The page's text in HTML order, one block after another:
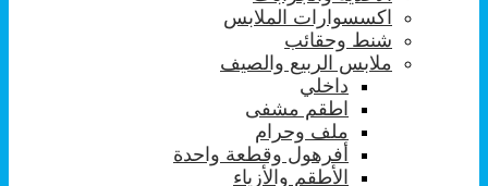
اكسسوارات الملابس
شنط وحقائب
ملابس الربيع والصيف
داخلي
اطقم مشفى
ملف وحرام
أفرهول وقطعة واحدة
الأطقم والأزياء